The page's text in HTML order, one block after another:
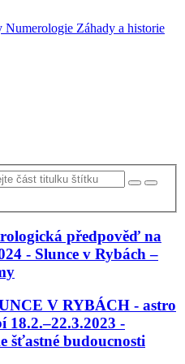
Numerologie Záhady a historie
předpověď na
- Slunce v Rybách –
V RYBÁCH - astro
18.2.–22.3.2023 -
šťastné budoucnosti